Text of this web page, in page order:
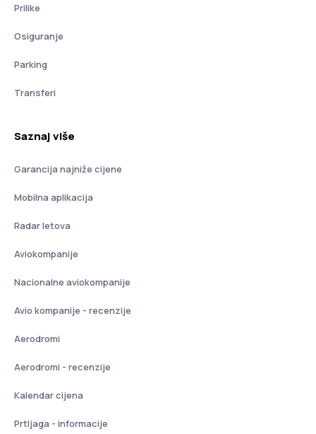
Prilike
Osiguranje
Parking
Transferi
Saznaj više
Garancija najniže cijene
Mobilna aplikacija
Radar letova
Aviokompanije
Nacionalne aviokompanije
Avio kompanije - recenzije
Aerodromi
Aerodromi - recenzije
Kalendar cijena
Prtljaga - informacije